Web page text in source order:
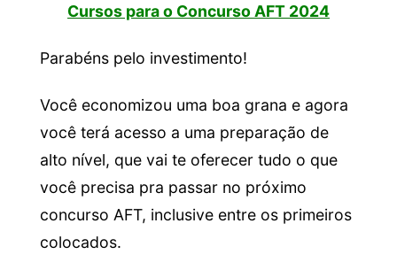
Cursos para o Concurso AFT 2024
Parabéns pelo investimento!
Você economizou uma boa grana e agora
você terá acesso a uma preparação de
alto nível, que vai te oferecer tudo o que
você precisa pra passar no próximo
concurso AFT, inclusive entre os primeiros
colocados.